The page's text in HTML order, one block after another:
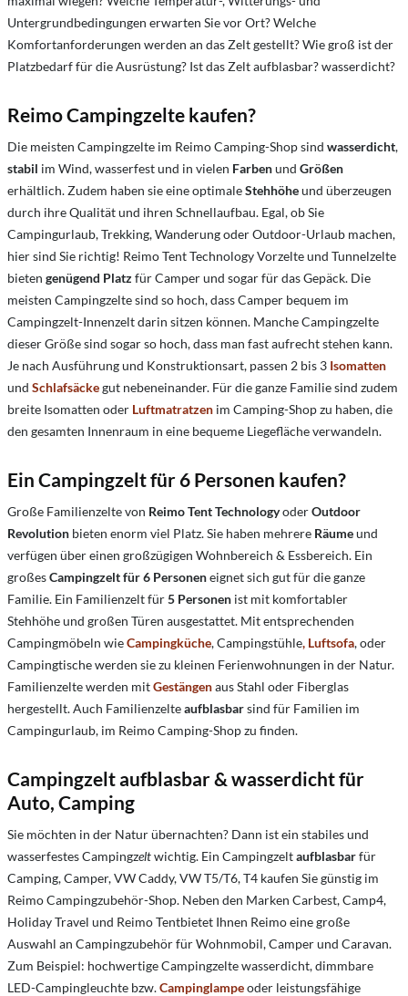
Untergrundbedingungen erwarten Sie vor Ort? Welche
Komfortanforderungen werden an das Zelt gestellt? Wie groß ist der
Platzbedarf für die Ausrüstung? Ist das Zelt aufblasbar? wasserdicht?
Reimo Campingzelte kaufen?
Die meisten Campingzelte im Reimo Camping-Shop sind wasserdicht,
stabil im Wind, wasserfest und in vielen Farbenund Größen
erhältlich. Zudem haben sie eine optimaleStehhöheund überzeugen
durch ihre Qualität und ihren Schnellaufbau. Egal, ob Sie
Campingurlaub, Trekking, Wanderung oder Outdoor-Urlaub machen,
hier sind Sie richtig! Reimo Tent Technology Vorzelte und Tunnelzelte
bieten genügend Platzfür Camper und sogar für das Gepäck. Die
meisten Campingzelte sind so hoch, dass Camper bequem im
Campingzelt-Innenzelt darin sitzen können. Manche Campingzelte
dieser Größe sind sogar so hoch, dass man fast aufrecht stehen kann.
Je nach Ausführung und Konstruktionsart, passen 2 bis 3 Isomatten
und Schlafsäckegut nebeneinander. Für die ganze Familie sind zudem
breite Isomatten oder Luftmatratzen im Camping-Shop zu haben, die
den gesamten Innenraum in eine bequeme Liegefläche verwandeln.
Ein Campingzelt für 6 Personen kaufen?
Große Familienzelte von Reimo Tent TechnologyoderOutdoor
Revolution bieten enorm viel Platz. Sie haben mehrere Räumeund
verfügen über einen großzügigen Wohnbereich & Essbereich. Ein
großesCampingzelt für 6 Personeneignet sich gut für die ganze
Familie. Ein Familienzelt für5 Personen ist mit komfortabler
Stehhöhe und großen Türen ausgestattet. Mit entsprechenden
Campingmöbeln wieCampingküche, Campingstühle, Luftsofa, oder
Campingtische werden sie zu kleinen Ferienwohnungen in der Natur.
Familienzelte werden mitGestängenaus Stahl oder Fiberglas
hergestellt. Auch Familienzelteaufblasbarsind für Familien im
Campingurlaub, im Reimo Camping-Shop zu finden.
Campingzelt aufblasbar & wasserdicht für
Auto, Camping
Sie möchten in der Natur übernachten? Dann ist ein stabiles und
wasserfestes Campingzeltwichtig. Ein Campingzeltaufblasbarfür
Camping, Camper, VW Caddy, VW T5/T6, T4 kaufen Sie günstig im
Reimo Campingzubehör-Shop. Neben den Marken Carbest, Camp4,
Holiday Travel und Reimo Tentbietet Ihnen Reimo eine große
Auswahl an Campingzubehör für Wohnmobil, Camper und Caravan.
Zum Beispiel: hochwertige Campingzelte wasserdicht, dimmbare
LED-Campingleuchte bzw.Campinglampeoder leistungsfähige